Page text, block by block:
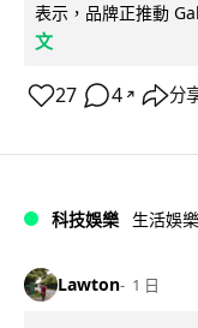
表示，品牌正推動
文
27 4 ↗ 分
科技娛樂 生活娛樂
Lawton 1 日